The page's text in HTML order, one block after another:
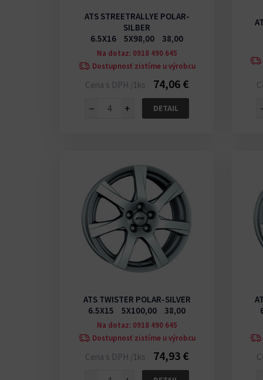
ATS STREETRALLYE POLAR-
SILBER
6.5X16 5X98,00 38,00
Na dotaz: 0918 490 645
Dostupnosť zistíme u výrobcu
Cena s DPH /1ks 74,06 €
− + DETAIL
ATS TWISTER POLAR-SILVER
6.5X15 5X100,00 38,00
Na dotaz: 0918 490 645
Dostupnosť zistíme u výrobcu
Cena s DPH /1ks 74,93 €